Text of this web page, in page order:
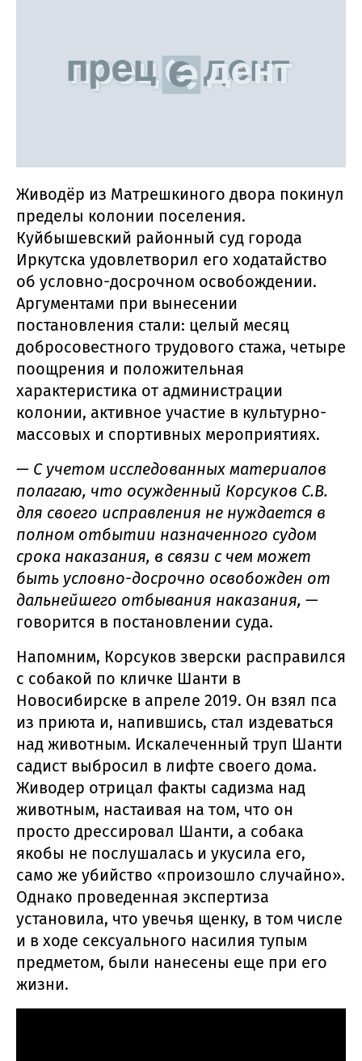
Живодёр из Матрешкиного двора покинул
пределы колонии поселения.
Куйбышевский районный суд города
Иркутска удовлетворил его ходатайство
об условно-досрочном освобождении.
Аргументами при вынесении
постановления стали: целый месяц
добросовестного трудового стажа, четыре
поощрения и положительная
характеристика от администрации
колонии, активное участие в культурно-
массовых и спортивных мероприятиях.
— С учетом исследованных материалов
полагаю, что осужденный Корсуков С.В.
для своего исправления не нуждается в
полном отбытии назначенного судом
срока наказания, в связи с чем может
быть условно-досрочно освобожден от
дальнейшего отбывания наказания, —
говорится в постановлении суда.
Напомним, Корсуков зверски расправился
с собакой по кличке Шанти в
Новосибирске в апреле 2019. Он взял пса
из приюта и, напившись, стал издеваться
над животным. Искалеченный труп Шанти
садист выбросил в лифте своего дома.
Живодер отрицал факты садизма над
животным, настаивая на том, что он
просто дрессировал Шанти, а собака
якобы не послушалась и укусила его,
само же убийство «произошло случайно».
Однако проведенная экспертиза
установила, что увечья щенку, в том числе
и в ходе сексуального насилия тупым
предметом, были нанесены еще при его
жизни.